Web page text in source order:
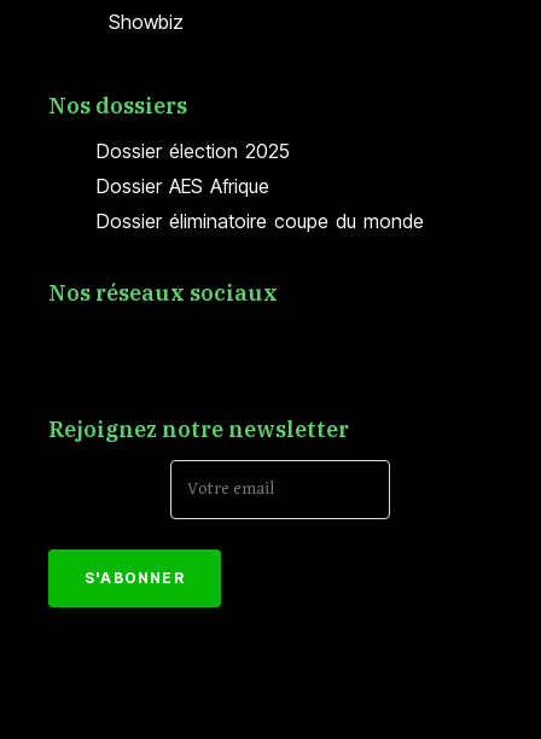
Showbiz
Dossier élection 2025
Dossier AES Afrique
Dossier éliminatoire coupe du monde
Nos dossiers
Nos réseaux sociaux
Rejoignez notre newsletter